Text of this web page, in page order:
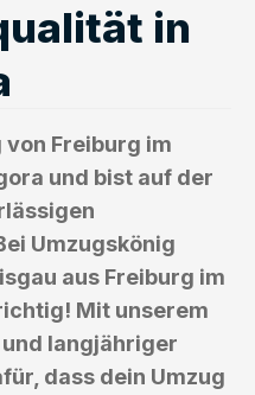
in
von Freiburg im
und bist auf der
Umzugskönig
aus Freiburg im
Mit unserem
langjähriger
dass dein Umzug